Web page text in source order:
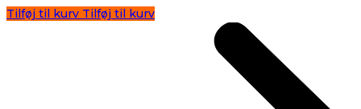
Tilføj til kurv Tilføj til kurv